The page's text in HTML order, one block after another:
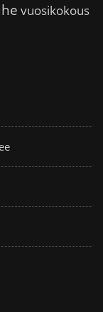
vuosikokous